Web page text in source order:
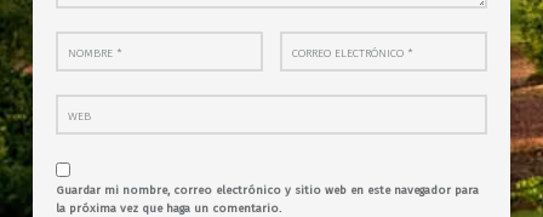
Nombre
* Correo electrónico
*
Web
Guardar mi nombre, correo electrónico y sitio web en este navegador para
la próxima vez que haga un comentario.